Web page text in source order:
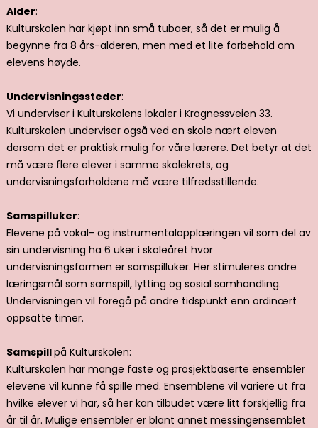
Alder:
Kulturskolen har kjøpt inn små tubaer, så det er mulig å
begynne fra 8 års-alderen, men med et lite forbehold om
elevens høyde.
Undervisningssteder:
Vi underviser i Kulturskolens lokaler i Krognessveien 33.
Kulturskolen underviser også ved en skole nært eleven
dersom det er praktisk mulig for våre lærere. Det betyr at det
må være flere elever i samme skolekrets, og
undervisningsforholdene må være tilfredsstillende.
Samspilluker:
Elevene på vokal- og instrumentalopplæringen vil som del av
sin undervisning ha 6 uker i skoleåret hvor
undervisningsformen er samspilluker. Her stimuleres andre
læringsmål som samspill, lytting og sosial samhandling.
Undervisningen vil foregå på andre tidspunkt enn ordinært
oppsatte timer.
Samspillpå Kulturskolen:
Kulturskolen har mange faste og prosjektbaserte ensembler
elevene vil kunne få spille med. Ensemblene vil variere ut fra
hvilke elever vi har, så her kan tilbudet være litt forskjellig fra
år til år. Mulige ensembler er blant annet messingensemblet